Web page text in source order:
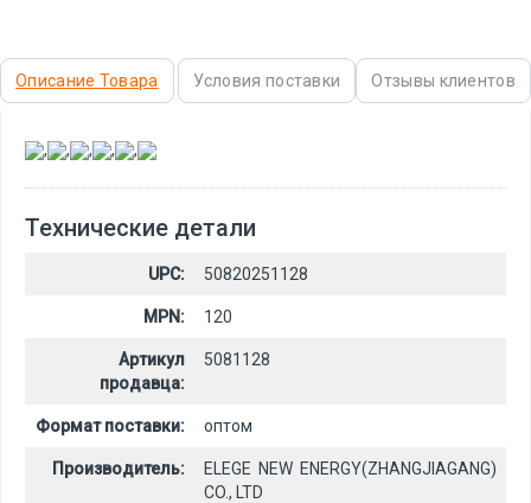
Описание Товара Условия поставки Отзывы клиентов
, , , , ,
Технические детали
UPC: 50820251128
MPN: 120
Артикул
продавца:
5081128
Формат поставки: оптом
Производитель:
ELEGE NEW ENERGY(ZHANGJIAGANG)
CO., LTD